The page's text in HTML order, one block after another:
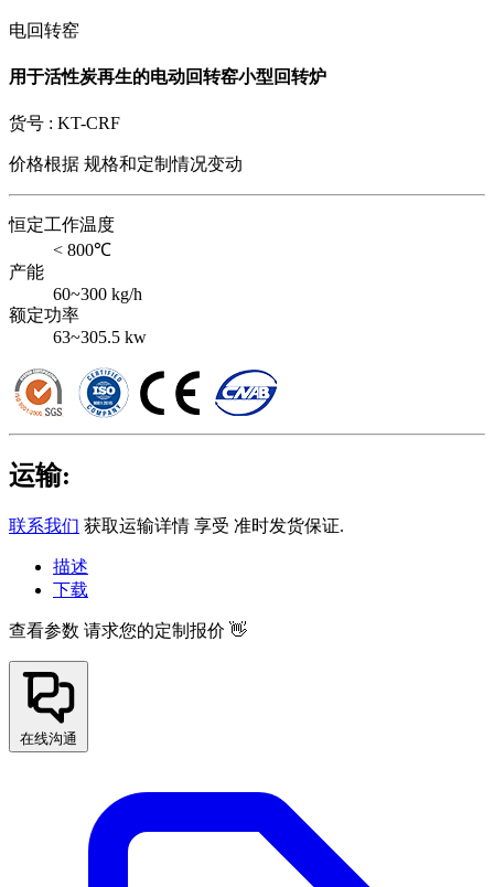
电回转窑
用于活性炭再生的电动回转窑小型回转炉
货号 : KT-CRF
价格根据 规格和定制情况变动
恒定工作温度
< 800℃
产能
60~300 kg/h
额定功率
63~305.5 kw
运输:
联系我们 获取运输详情 享受 准时发货保证.
描述
下载
查看参数 请求您的定制报价 👋
在线沟通